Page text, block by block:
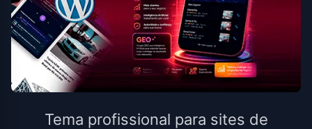
Tema profissional para sites de